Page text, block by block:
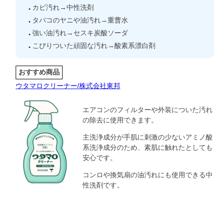
カビ汚れ→中性洗剤
タバコのヤニや油汚れ→重曹水
強い油汚れ→セスキ炭酸ソーダ
こびりついた頑固な汚れ→酸素系漂白剤
おすすめ商品
ウタマロクリーナー/株式会社東邦
エアコンのフィルターや外装についた汚れ
の除去に使用できます。
主洗浄成分が手肌に刺激の少ないアミノ酸
系洗浄成分のため、素肌に触れたとしても
安心です。
コンロや換気扇の油汚れにも使用できる中
性洗剤です。